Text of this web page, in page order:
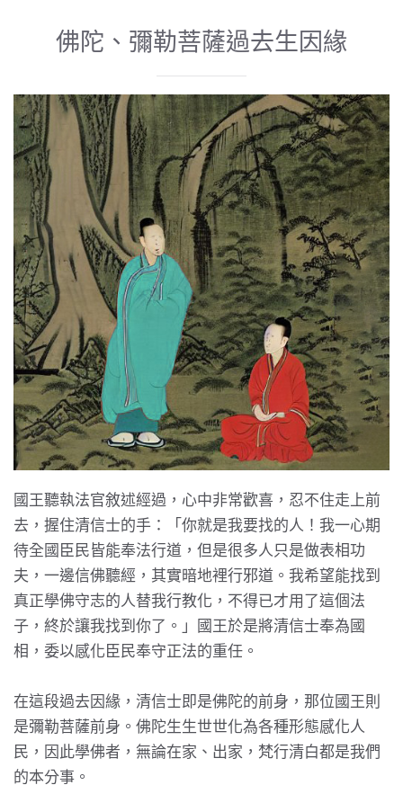
佛陀、彌勒菩薩過去生因緣
國王聽執法官敘述經過，心中非常歡喜，忍不住走上前
去，握住清信士的手：「你就是我要找的人！我一心期
待全國臣民皆能奉法行道，但是很多人只是做表相功
夫，一邊信佛聽經，其實暗地裡行邪道。我希望能找到
真正學佛守志的人替我行教化，不得已才用了這個法
子，終於讓我找到你了。」國王於是將清信士奉為國
相，委以感化臣民奉守正法的重任。
在這段過去因緣，清信士即是佛陀的前身，那位國王則
是彌勒菩薩前身。佛陀生生世世化為各種形態感化人
民，因此學佛者，無論在家、出家，梵行清白都是我們
的本分事。